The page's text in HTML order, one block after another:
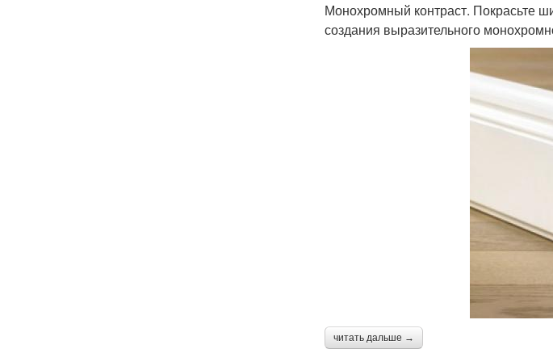
Монохромный контраст. Покрасьте
создания выразительного
читать дальше →